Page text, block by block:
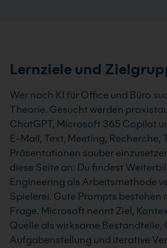
Lernziele und
Wer nach KI für Office und Büro
Theorie. Gesucht werden
ChatGPT, Microsoft 365 Copilot
E-Mail, Text, Meeting, Recherche,
Präsentationen sauber
diese Seite an: Du findest
Engineering als Arbeitsmethode
Spielerei. Gute Prompts bestehen
Frage. Microsoft nennt Ziel,
Quelle als wirksame Bestandteile,
Aufgabenstellung und iterative